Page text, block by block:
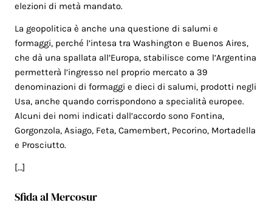
elezioni di metà mandato.
La geopolitica è anche una questione di salumi e
formaggi, perché l’intesa tra Washington e Buenos Aires,
che dà una spallata all’Europa, stabilisce come l’Argentina
permetterà l’ingresso nel proprio mercato a 39
denominazioni di formaggi e dieci di salumi, prodotti negli
Usa, anche quando corrispondono a specialità europee.
Alcuni dei nomi indicati dall’accordo sono Fontina,
Gorgonzola, Asiago, Feta, Camembert, Pecorino, Mortadella
e Prosciutto.
[…]
Sfida al Mercosur